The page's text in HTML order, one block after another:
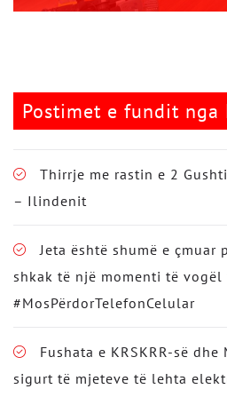
Postimet e fundit nga
Thirrje me rastin e 2
– Ilindenit
Jeta është shumë e çmuar
shkak të një momenti të vogël
#MosPërdorTelefonCelular
Fushata e KRSKRR-së
sigurt të mjeteve të lehta